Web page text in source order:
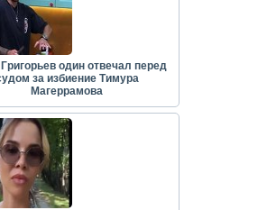
один отвечал перед
за избиение Тимура
Магеррамова